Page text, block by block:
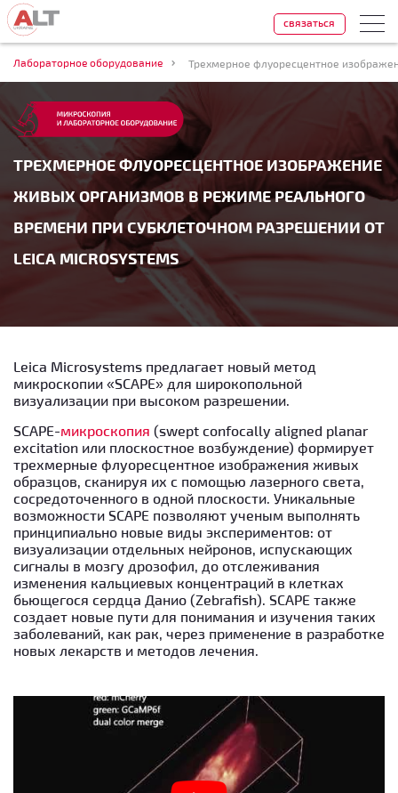
Лабораторное оборудование
ТРЕХМЕРНОЕ ФЛУОРЕСЦЕНТНОЕ ИЗОБРАЖЕНИЕ
ЖИВЫХ ОРГАНИЗМОВ В РЕЖИМЕ РЕАЛЬНОГО
ВРЕМЕНИ ПРИ СУБКЛЕТОЧНОМ РАЗРЕШЕНИИ ОТ
LEICA MICROSYSTEMS
связаться
Leica Microsystems предлагает новый метод
микроскопии «SCAPE» для широкопольной
визуализации при высоком разрешении.
SCAPE-микроскопия (swept confocally aligned planar
excitation или плоскостное возбуждение) формирует
трехмерные флуоресцентное изображения живых
образцов, сканируя их с помощью лазерного света,
сосредоточенного в одной плоскости. Уникальные
возможности SCAPE позволяют ученым выполнять
принципиально новые виды экспериментов: от
визуализации отдельных нейронов, испускающих
сигналы в мозгу дрозофил, до отслеживания
изменения кальциевых концентраций в клетках
бьющегося сердца Данио (Zebrafish). SCAPE также
создает новые пути для понимания и изучения таких
заболеваний, как рак, через применение в разработке
новых лекарств и методов лечения.